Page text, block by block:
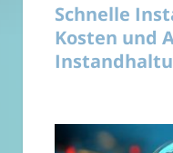
Schnelle
Kosten und